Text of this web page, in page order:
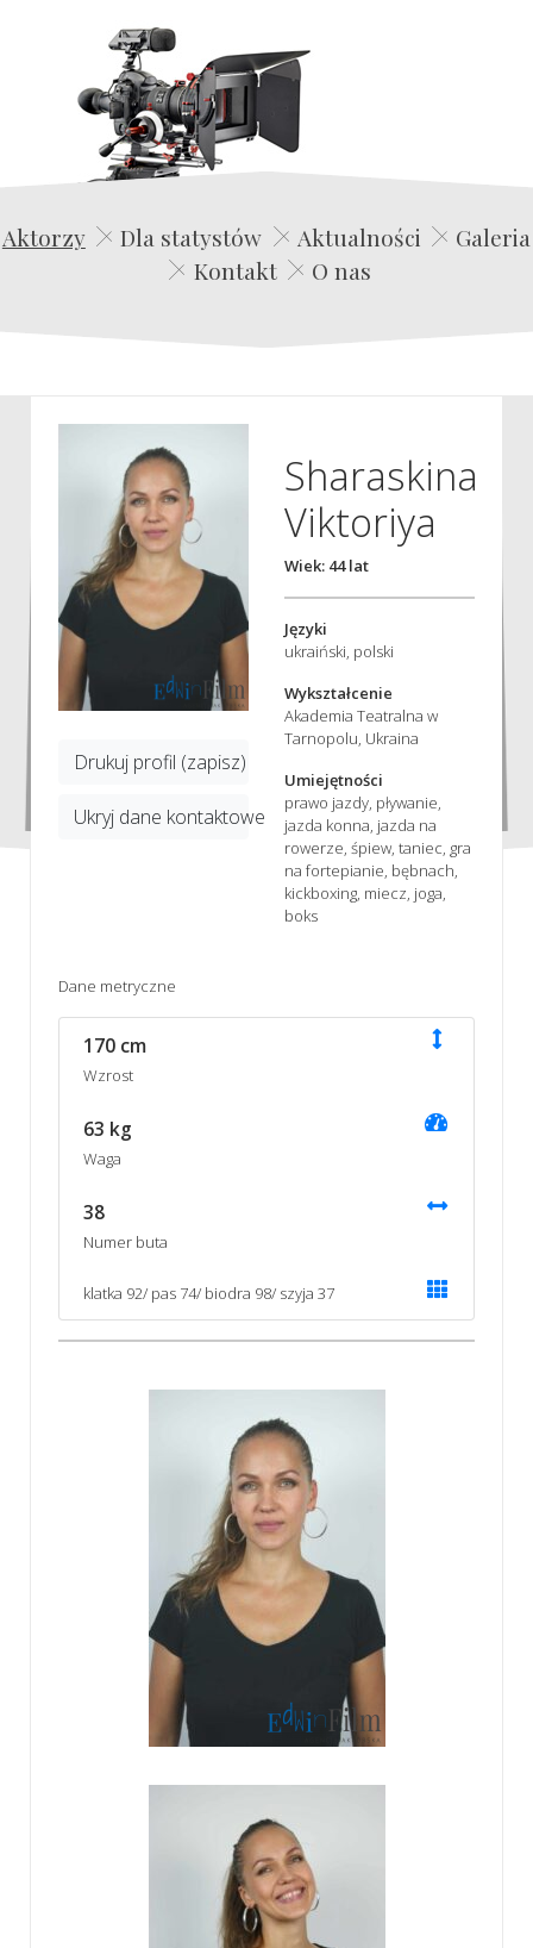
Edwin Film Agencja Aktorska
Aktorzy Dla statystów Aktualności
Galeria
Kontakt
O nas
Drukuj profil (zapisz)
Ukryj dane kontaktowe
Sharaskina
Viktoriya
Wiek: 44 lat
Języki
ukraiński, polski
Wykształcenie
Akademia Teatralna w
Tarnopolu, Ukraina
Umiejętności
prawo jazdy, pływanie,
jazda konna, jazda na
rowerze, śpiew, taniec, gra
na fortepianie, bębnach,
kickboxing, miecz, joga,
boks
Dane metryczne
170 cm
Wzrost
63 kg
Waga
38
Numer buta
klatka 92/ pas 74/ biodra 98/ szyja 37